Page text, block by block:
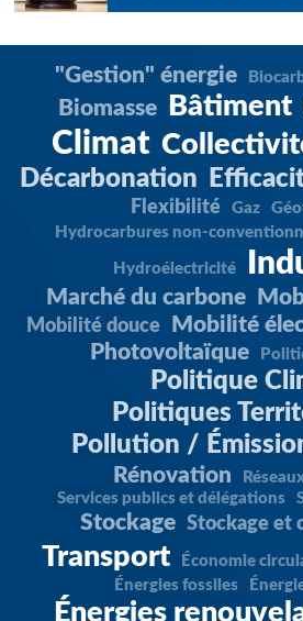
"Gestion" énergie
Biomasse
Bâtiment
Climat
Décarbonation
Flexibilité Gaz
Hydrocarbures non-
Hydroélectricité
Marché du carbone
Mobilité douce Mobilité
Photovoltaïque
Politique
Politiques
Pollution /
Rénovation
Services publics et délégations
Stockage Stockage et
Transport Économie
Énergies fossiles
Énergies